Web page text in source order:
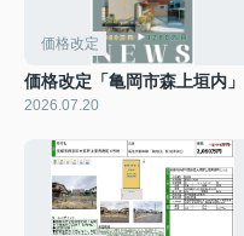
価格改定
価格改定「亀岡市森上垣内」
2026.07.20